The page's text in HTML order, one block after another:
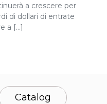
a crescere per
di dollari di entrate
a […]
Catalog